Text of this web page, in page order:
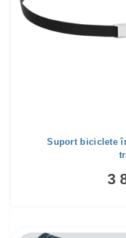
Suport biciclete
3